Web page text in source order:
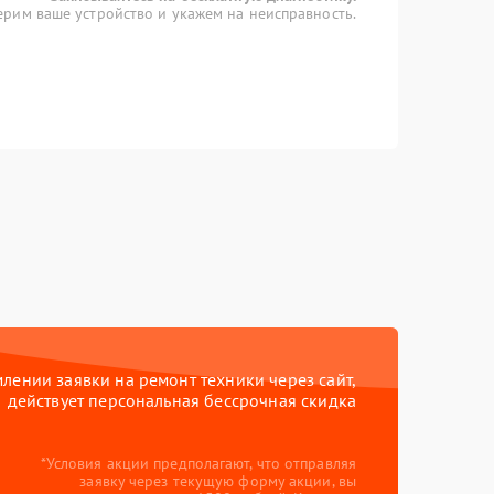
ваше устройство и укажем на неисправность.
заявки на ремонт техники через сайт,
действует персональная бессрочная скидка
*Условия акции предполагают, что отправляя
заявку через текущую форму акции, вы